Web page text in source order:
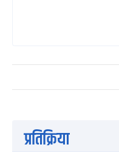
प्रतिक्रिया